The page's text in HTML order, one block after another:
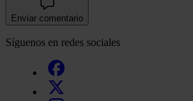
Enviar comentario
Síguenos en redes sociales